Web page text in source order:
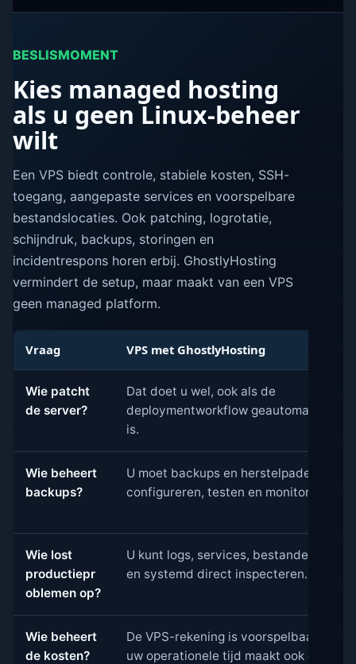
BESLISMOMENT
Kies managed hosting
als u geen Linux-beheer
wilt
Een VPS biedt controle, stabiele kosten, SSH-
toegang, aangepaste services en voorspelbare
bestandslocaties. Ook patching, logrotatie,
schijndruk, backups, storingen en
incidentrespons horen erbij. GhostlyHosting
vermindert de setup, maar maakt van een VPS
geen managed platform.
Vraag VPS met GhostlyHosting
Wie patcht
de server?
Dat doet u wel, ook als de
deploymentworkflow geautomatiseerd
is.
Wie beheert
backups?
U moet backups en herstelpaden
configureren, testen en monitoren.
Wie lost
productiepr
oblemen op?
U kunt logs, services, bestanden, Nginx
en systemd direct inspecteren.
Wie beheert
de kosten?
De VPS-rekening is voorspelbaar, maar
uw operationele tijd maakt ook deel uit